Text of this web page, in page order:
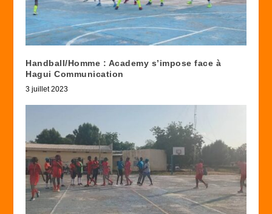
Handball/Homme : Academy s’impose face à
Hagui Communication
3 juillet 2023